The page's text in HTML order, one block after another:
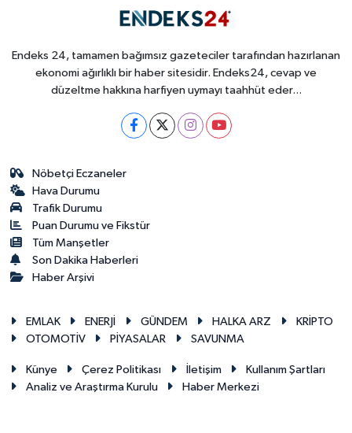
Endeks 24, tamamen bağımsız gazeteciler tarafından hazırlanan
ekonomi ağırlıklı bir haber sitesidir. Endeks24, cevap ve
düzeltme hakkına harfiyen uymayı taahhüt eder...
Nöbetçi Eczaneler
Hava Durumu
Trafik Durumu
Puan Durumu ve Fikstür
Tüm Manşetler
Son Dakika Haberleri
Haber Arşivi
EMLAK ENERJİ GÜNDEM HALKA ARZ
KRİPTO
OTOMOTİV
PİYASALAR SAVUNMA
Künye Çerez Politikası İletişim
Kullanım Şartları
Analiz ve Araştırma Kurulu
Haber Merkezi